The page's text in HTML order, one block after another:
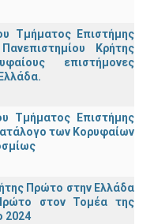
Τμήματος Επιστήμης
Κρήτης
επιστήμονες
Τμήματος Επιστήμης
των Κορυφαίων
Πρώτο στην Ελλάδα
στον Τομέα της
2024